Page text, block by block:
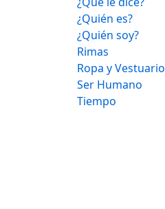
¿Quién es?
¿Quién soy?
Rimas
Ropa y Vestuario
Ser Humano
Tiempo